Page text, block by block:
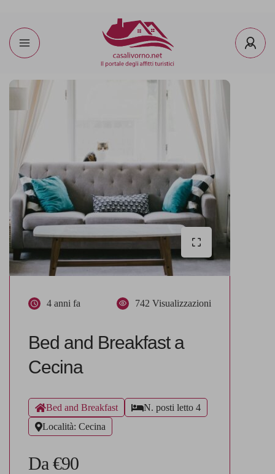
4 anni fa 742 Visualizzazioni
Bed and Breakfast a
Cecina
Bed and Breakfast
N. posti letto 4
Località: Cecina
Da €90